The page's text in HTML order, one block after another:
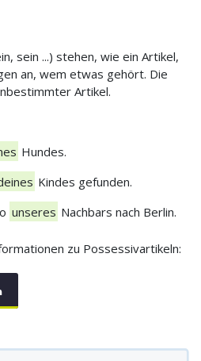
sein ...) stehen, wie ein Artikel,
an, wem etwas gehört. Die
Artikel.
Hundes.
Kindes gefunden.
unseres Nachbars nach Berlin.
zu Possessivartikeln: